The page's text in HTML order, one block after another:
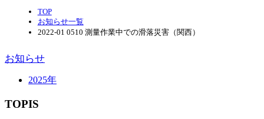
TOP
お知らせ一覧
2022-01 0510 測量作業中での滑落災害（関西）
お知らせ
2025年
TOPIS